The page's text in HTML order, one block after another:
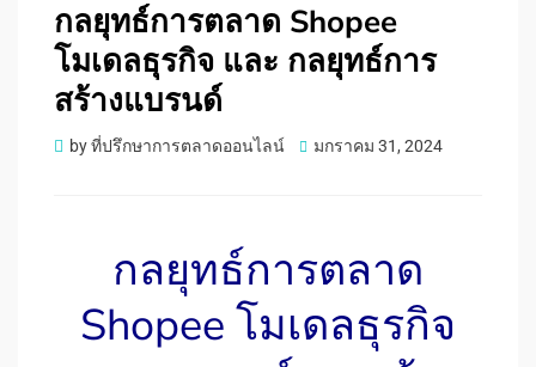
กลยุทธ์การตลาด Shopee
โมเดลธุรกิจ และ กลยุทธ์การ
สร้างแบรนด์
byที่ปรึกษาการตลาดออนไลน์
Posted
มกราคม 31, 2024
กลยุทธ์การตลาด
Shopee โมเดลธุรกิจ